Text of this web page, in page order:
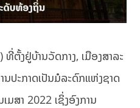
ຕັ້ງຢູ່ບ້ານວັດກາງ, ເມືອງສາລະ
ປະກາດເປັນມໍລະດົກແຫ່ງຊາດ
ສາ 2022 ເຊິ່ງອົງການ